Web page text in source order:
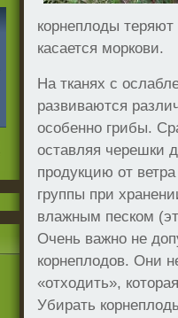
корнеплоды теряют
касается моркови.
На тканях с
развиваются
особенно грибы.
оставляя черешки
продукцию от
группы при
влажным песком
Очень важно не
корнеплодов. Они
«отходить»,
Убирать